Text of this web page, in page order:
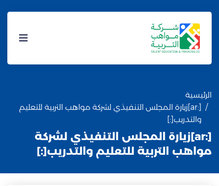
الرئيسية
[:ar]زيارة المجلس التنفيذي لشركة مواهب التربية للتعليم
والتدريب[:]
[:ar]زيارة المجلس التنفيذي لشركة
مواهب التربية للتعليم والتدريب[:]